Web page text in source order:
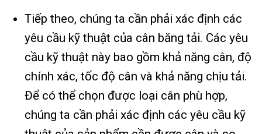
Tiếp theo, chúng ta cần phải xác định các
yêu cầu kỹ thuật của cân băng tải. Các yêu
cầu kỹ thuật này bao gồm khả năng cân, độ
chính xác, tốc độ cân và khả năng chịu tải.
Để có thể chọn được loại cân phù hợp,
chúng ta cần phải xác định các yêu cầu kỹ